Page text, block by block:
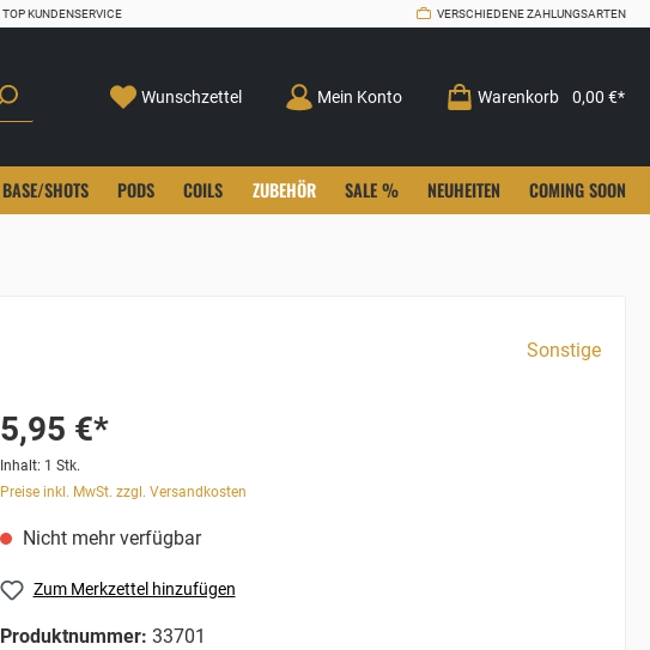
TOP KUNDENSERVICE VERSCHIEDENE ZAHLUNGSARTEN
Wunschzettel Mein Konto Warenkorb 0,00 €*
BASE/SHOTS PODS COILS ZUBEHÖR SALE % NEUHEITEN COMING SOON
Sonstige
5,95 €*
Inhalt: 1 Stk.
Preise inkl. MwSt. zzgl. Versandkosten
Nicht mehr verfügbar
Zum Merkzettel hinzufügen
Produktnummer: 33701